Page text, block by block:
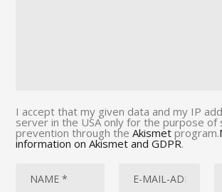
I accept that my given data and my IP
server in the USA only for the purpose of
prevention through theAkismet program.
information on Akismet and GDPR.